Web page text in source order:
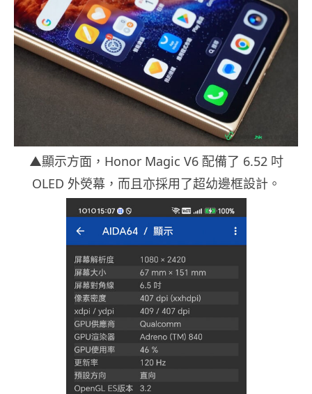
▲顯示方面，Honor Magic V6 配備了 6.52 吋
OLED 外熒幕，而且亦採用了超幼邊框設計。